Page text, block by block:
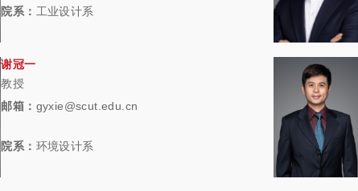
院系： 工业设计系
谢冠一
教授
邮箱： gyxie@scut.edu.cn
院系： 环境设计系